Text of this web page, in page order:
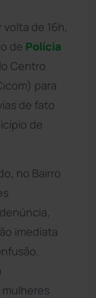
de 16h,
de Polícia
Centro
para
de fato
de
no Bairro
imediata